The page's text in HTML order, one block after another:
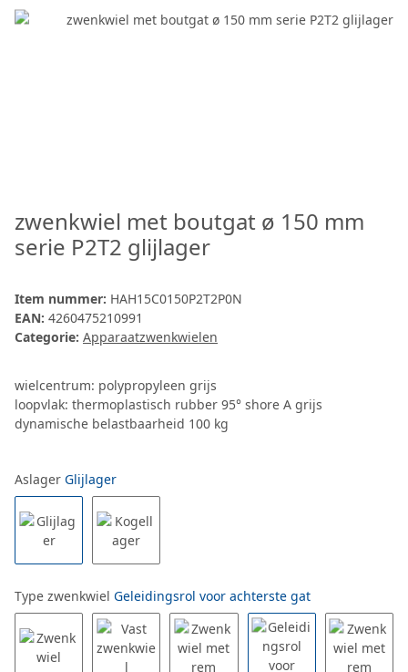
zwenkwiel met boutgat ø 150 mm
serie P2T2 glijlager
Item nummer: HAH15C0150P2T2P0N
EAN: 4260475210991
Categorie: Apparaatzwenkwielen
wielcentrum: polypropyleen grijs
loopvlak: thermoplastisch rubber 95° shore A grijs
dynamische belastbaarheid 100 kg
Aslager Glijlager
Type zwenkwiel Geleidingsrol voor achterste gat